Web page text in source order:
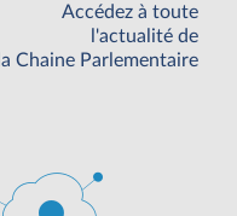
Accédez à toute
l'actualité de
la Chaine Parlementaire